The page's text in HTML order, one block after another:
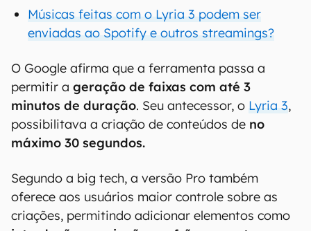
Músicas feitas com o Lyria 3 podem ser
enviadas ao Spotify e outros streamings?
O Google afirma que a ferramenta passa a
permitir a geração de faixas com até 3
minutos de duração. Seu antecessor, o Lyria 3,
possibilitava a criação de conteúdos de no
máximo 30 segundos.
Segundo a big tech, a versão Pro também
oferece aos usuários maior controle sobre as
criações, permitindo adicionar elementos como